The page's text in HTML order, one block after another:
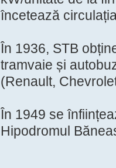
încetează
În 1936, STB
tramvaie și
(Renault,
În 1949 se
Hipodromul